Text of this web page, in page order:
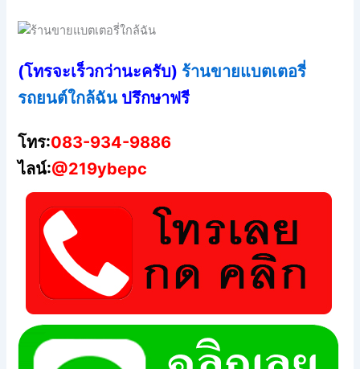
(โทรจะเร็วกว่านะครับ) ร้านขายแบตเตอรี่
รถยนต์ใกล้ฉัน ปรึกษาฟรี
โทร:083-934-9886
ไลน์:@219ybepc